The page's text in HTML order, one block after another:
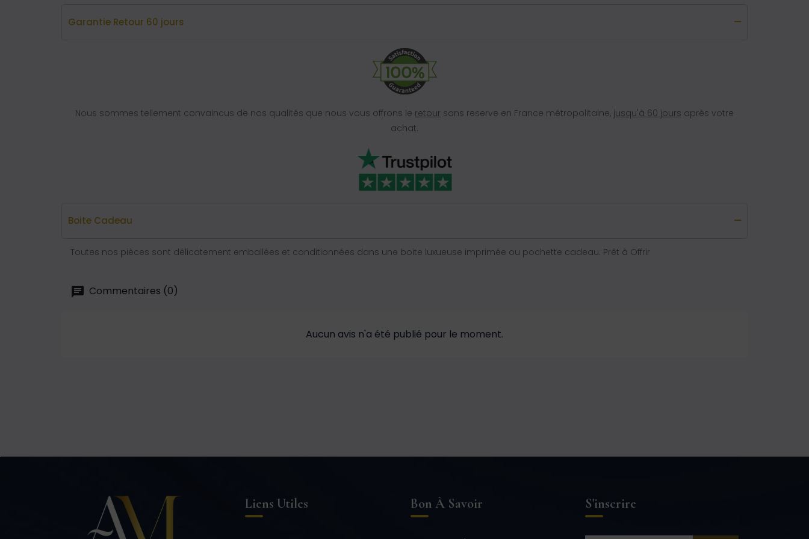
Garantie Retour 60 jours
Nous sommes tellement convaincus de nos qualités que nous vous offrons le retour sans reserve en France métropolitaine, jusqu'à 60 jours après votre
achat.
Boite Cadeau
Toutes nos pièces sont délicatement emballées et conditionnées dans une boite luxueuse imprimée ou pochette cadeau. Prêt à Offrir
Commentaires (0)
Aucun avis n'a été publié pour le moment.
Liens Utiles Bon À Savoir S'inscrire